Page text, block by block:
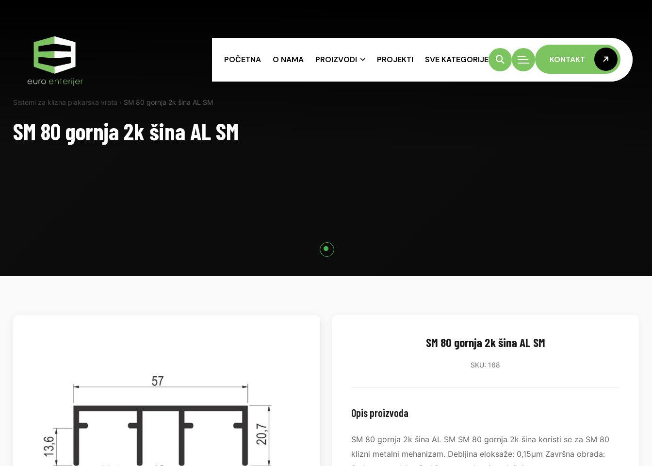
POČETNA O NAMA PROIZVODI PROJEKTI SVE KATEGORIJE KONTAKT
KONTAKT
Sistemi za klizna plakarska vrata › SM 80 gornja 2k šina AL SM
SM 80 gornja 2k šina AL SM
SM 80 gornja 2k šina AL SM
SKU: 168
Opis proizvoda
SM 80 gornja 2k šina AL SM SM 80 gornja 2k šina koristi se za SM 80
klizni metalni mehanizam. Debljina eloksaže: 0,15µm Završna obrada: